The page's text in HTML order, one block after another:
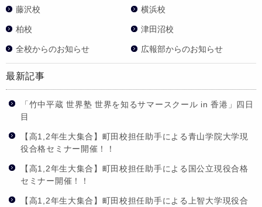
藤沢校 横浜校
柏校 津田沼校
全校からのお知らせ 広報部からのお知らせ
最新記事
「竹中平蔵 世界塾 世界を知るサマースクール in 香港」四日
目
【高1,2年生大集合】町田校担任助手による青山学院大学現
役合格セミナー開催！！
【高1,2年生大集合】町田校担任助手による国公立現役合格
セミナー開催！！
【高1,2年生大集合】町田校担任助手による上智大学現役合